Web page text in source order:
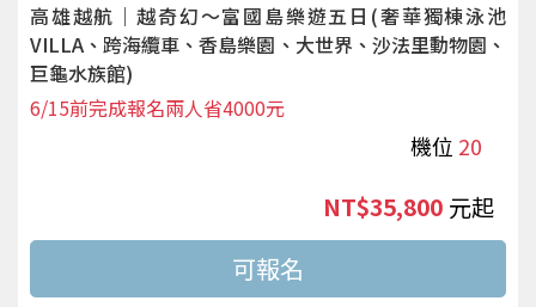
高雄越航｜越奇幻～富國島樂遊五日(奢華獨棟泳池
VILLA、跨海纜車、香島樂園、大世界、沙法里動物園、
巨龜水族館)
機位 20
6/15前完成報名兩人省4000元
NT$35,800 起